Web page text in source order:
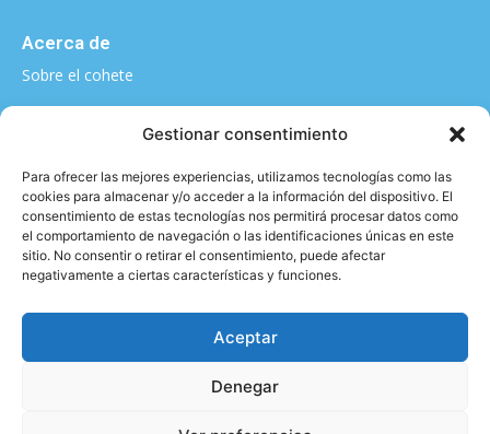
Gestionar consentimiento
Para ofrecer las mejores experiencias, utilizamos tecnologías como las
cookies para almacenar y/o acceder a la información del dispositivo. El
consentimiento de estas tecnologías nos permitirá procesar datos como
el comportamiento de navegación o las identificaciones únicas en este
sitio. No consentir o retirar el consentimiento, puede afectar
negativamente a ciertas características y funciones.
Aceptar
Denegar
Acerca de
Sobre el cohete
¿Quieres contarnos algo?
Categorías
Formación|Entrenamiento|Activismo
Aviso legal y Política de privacidad